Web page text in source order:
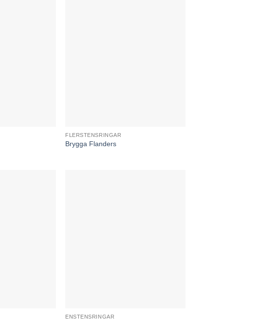
FLERSTENSRINGAR
Brygga Flanders
ENSTENSRINGAR